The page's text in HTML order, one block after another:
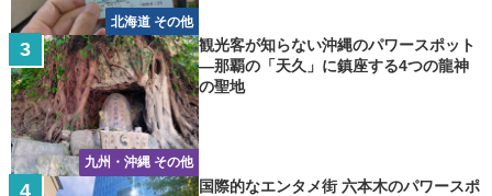
北海道 その他
九州・沖縄 その他
観光客が知らない沖縄のパワースポット
―那覇の「天久」に鎮座する4つの龍神
の聖地
国際的なエンタメ街 六本木のパワースポ